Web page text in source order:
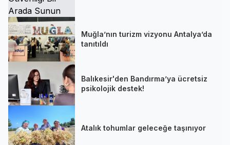
Muğla’nın turizm vizyonu Antalya’da
tanıtıldı
Balıkesir'den Bandırma’ya ücretsiz
psikolojik destek!
Atalık tohumlar geleceğe taşınıyor